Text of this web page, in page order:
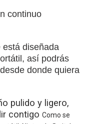
continuo
diseñada
así podrás
donde quiera
pulido y ligero,
contigo Como se